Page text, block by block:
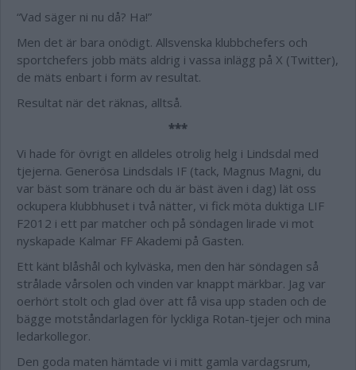
“Vad säger ni nu då? Ha!”
Men det är bara onödigt. Allsvenska klubbchefers och
sportchefers jobb mäts aldrig i vassa inlägg på X (Twitter),
de mäts enbart i form av resultat.
Resultat när det räknas, alltså.
***
Vi hade för övrigt en alldeles otrolig helg i Lindsdal med
tjejerna. Generösa Lindsdals IF (tack, Magnus Magni, du
var bäst som tränare och du är bäst även i dag) lät oss
ockupera klubbhuset i två nätter, vi fick möta duktiga LIF
F2012 i ett par matcher och på söndagen lirade vi mot
nyskapade Kalmar FF Akademi på Gasten.
Ett känt blåshål och kylväska, men den här söndagen så
strålade vårsolen och vinden var knappt märkbar. Jag var
oerhört stolt och glad över att få visa upp staden och de
bägge motståndarlagen för lyckliga Rotan-tjejer och mina
ledarkollegor.
Den goda maten hämtade vi i mitt gamla vardagsrum,